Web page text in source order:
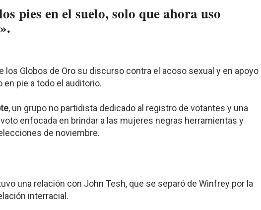
pies en el suelo, solo que ahora uso
los Globos de Oro su discurso contra el acoso sexual y en apoyo
pie a todo el auditorio.
, un grupo no partidista dedicado al registro de votantes y una
enfocada en brindar a las mujeres negras herramientas y
de noviembre.
una relación con John Tesh, que se separó de Winfrey por la
interracial.